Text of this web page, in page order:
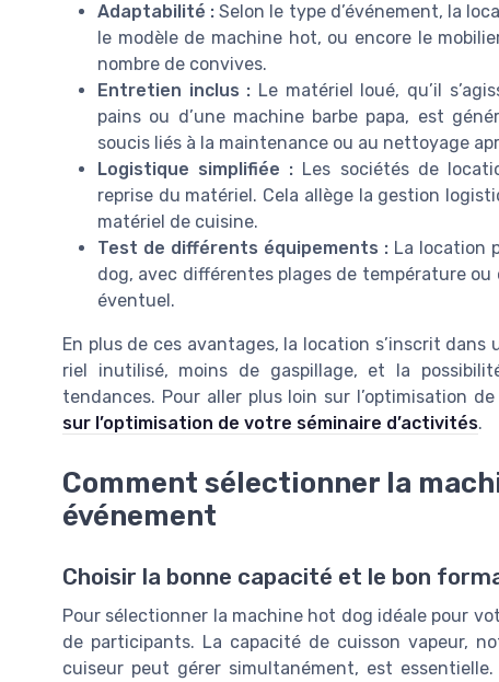
Adaptabilité : Selon le type d’événement, la
le modèle de machine hot, ou encore le
nombre de convives.
Entretien inclus : Le matériel loué, qu’il
pains ou d’une machine barbe papa, est
soucis liés à la maintenance ou au nettoyage
Logistique simplifiée : Les sociétés de
reprise du matériel. Cela allège la gestion
matériel de cuisine.
Test de différents équipements : La location
dog, avec différentes plages de température
éventuel.
En plus de ces avantages, la location s’inscrit
riel inutilisé, moins de gaspillage, et la
tendances. Pour aller plus loin sur l’optimisation
sur l’optimisation de votre séminaire d’activités.
Comment sélectionner la
événement
Choisir la bonne capacité et le bon
Pour sélectionner la machine hot dog idéale pour
de participants. La capacité de cuisson vapeur,
cuiseur peut gérer simultanément, est